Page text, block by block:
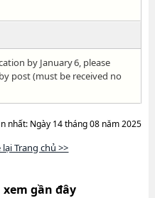
by January 6, please
post (must be received no
nhất: Ngày 14 tháng 08 năm 2025
Trang chủ >>
gần đây